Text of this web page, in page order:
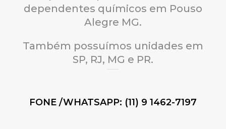
dependentes químicos em Pouso
Alegre MG.
Também possuímos unidades em
SP, RJ, MG e PR.
FONE /WHATSAPP: (11) 9 1462-7197